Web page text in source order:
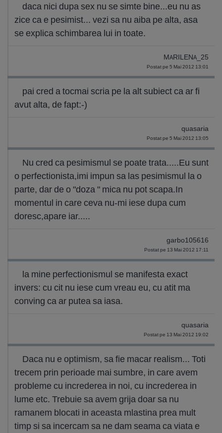
daca nici dupa sex nu se simte bine...eu nu as
zice ca e pesimist... vezi sa nu aiba pe alta, asa
se explica schimbarea lui in toate.
MARILENA_25
Postat pe 5 Mai 2012 13:01
pai cred a tocmai scria pe la alt subiect ca ar fi
avut alta, de fapt:-)
quasaria
Postat pe 5 Mai 2012 13:05
Nu cred ca pesimismul se poate trata.....Eu sunt
o perfectionista,imi impun sa las pesimismul la o
parte, dar de o "doza " mica nu pot scapa.In
momentul in care ceva nu-mi iese dupa cum
doresc,apare iar.....
garbo105616
Postat pe 13 Mai 2012 17:11
la mine perfectionismul se manifesta exact
invers: cu cit nu iese cum vreau eu, cu atit ma
conving ca ar putea sa iasa.
quasaria
Postat pe 13 Mai 2012 19:02
Daca nu e optimism, sa fie macar realism... Toti
trecem prin perioade mai sumbre, in care avem
probleme cu increderea in noi, cu increderea in
lume etc. Trebuie sa avem grija doar sa nu
ramanem blocati in aceasta mlastina prea mult
timp si sa incercam sa ne dam seama ca viata e